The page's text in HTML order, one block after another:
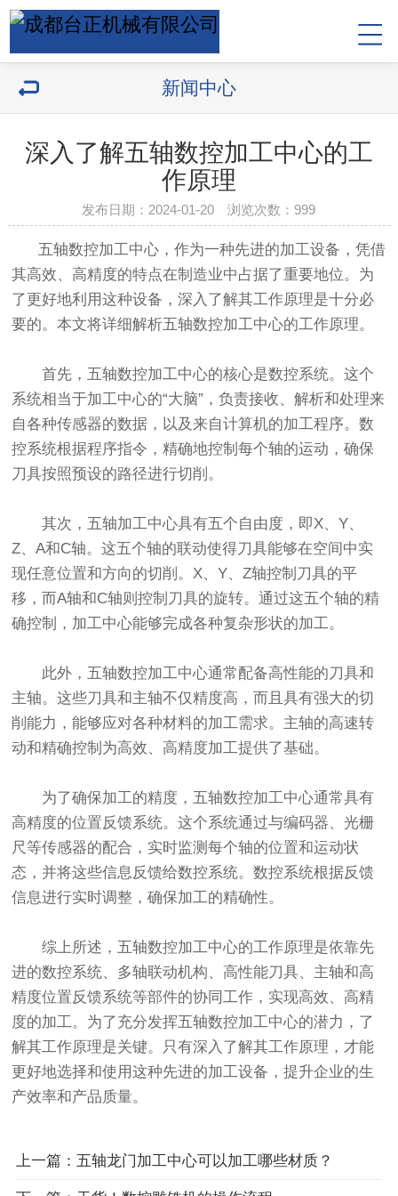
新闻中心
深入了解五轴数控加工中心的工
作原理
发布日期：2024-01-20 浏览次数： 999
五轴数控加工中心，作为一种先进的加工设备，凭借
其高效、高精度的特点在制造业中占据了重要地位。为
了更好地利用这种设备，深入了解其工作原理是十分必
要的。本文将详细解析五轴数控加工中心的工作原理。
首先，五轴数控加工中心的核心是数控系统。这个
系统相当于加工中心的“大脑”，负责接收、解析和处理来
自各种传感器的数据，以及来自计算机的加工程序。数
控系统根据程序指令，精确地控制每个轴的运动，确保
刀具按照预设的路径进行切削。
其次，五轴加工中心具有五个自由度，即X、Y、
Z、A和C轴。这五个轴的联动使得刀具能够在空间中实
现任意位置和方向的切削。X、Y、Z轴控制刀具的平
移，而A轴和C轴则控制刀具的旋转。通过这五个轴的精
确控制，加工中心能够完成各种复杂形状的加工。
此外，五轴数控加工中心通常配备高性能的刀具和
主轴。这些刀具和主轴不仅精度高，而且具有强大的切
削能力，能够应对各种材料的加工需求。主轴的高速转
动和精确控制为高效、高精度加工提供了基础。
为了确保加工的精度，五轴数控加工中心通常具有
高精度的位置反馈系统。这个系统通过与编码器、光栅
尺等传感器的配合，实时监测每个轴的位置和运动状
态，并将这些信息反馈给数控系统。数控系统根据反馈
信息进行实时调整，确保加工的精确性。
综上所述，五轴数控加工中心的工作原理是依靠先
进的数控系统、多轴联动机构、高性能刀具、主轴和高
精度位置反馈系统等部件的协同工作，实现高效、高精
度的加工。为了充分发挥五轴数控加工中心的潜力，了
解其工作原理是关键。只有深入了解其工作原理，才能
更好地选择和使用这种先进的加工设备，提升企业的生
产效率和产品质量。
上一篇：五轴龙门加工中心可以加工哪些材质？